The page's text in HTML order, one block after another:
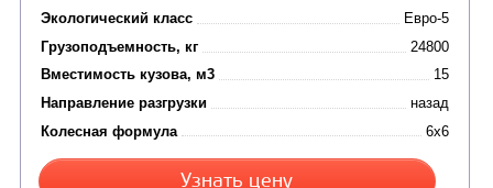
САМОСВАЛ КАМАЗ-65801